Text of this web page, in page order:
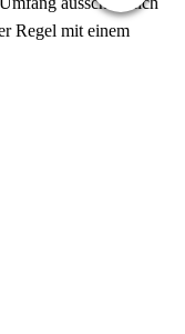
Regel mit einem